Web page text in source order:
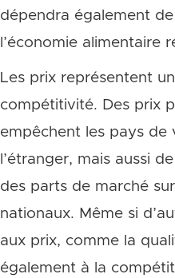
dépendra également
l’économie alimentaire
Les prix représentent
compétitivité. Des prix
empêchent les pays de
l’étranger, mais aussi
des parts de marché
nationaux. Même si
aux prix, comme la
également à la